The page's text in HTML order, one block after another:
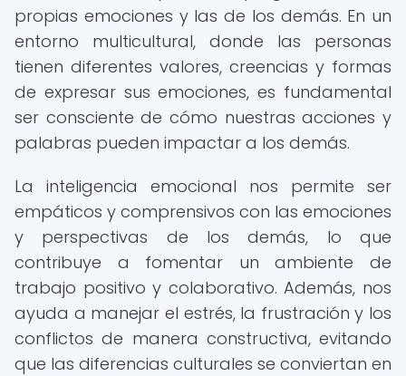
propias emociones y las de los demás. En un
entorno multicultural, donde las personas
tienen diferentes valores, creencias y formas
de expresar sus emociones, es fundamental
ser consciente de cómo nuestras acciones y
palabras pueden impactar a los demás.
La inteligencia emocional nos permite ser
empáticos y comprensivos con las emociones
y perspectivas de los demás, lo que
contribuye a fomentar un ambiente de
trabajo positivo y colaborativo. Además, nos
ayuda a manejar el estrés, la frustración y los
conflictos de manera constructiva, evitando
que las diferencias culturales se conviertan en